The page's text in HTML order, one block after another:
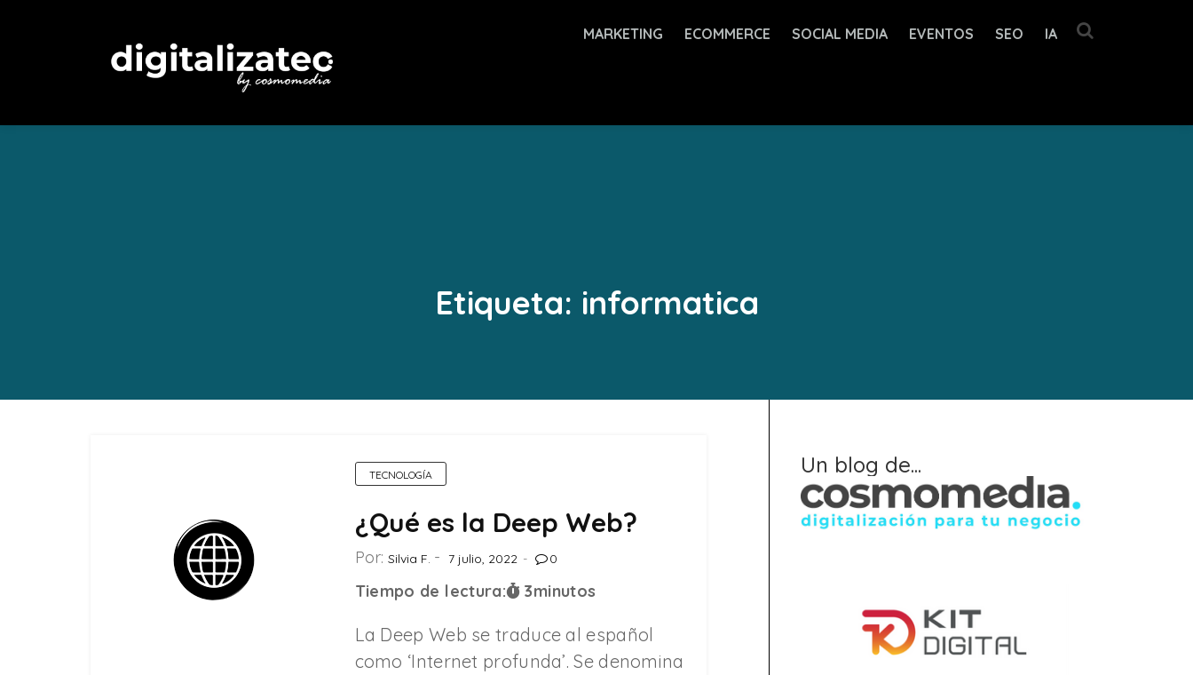
MARKETING ECOMMERCE SOCIAL MEDIA EVENTOS SEO IA
Etiqueta: informatica
TECNOLOGÍA
¿Qué es la Deep Web?
Por: Silvia F. 7 julio, 2022 0
Tiempo de lectura: 3minutos
La Deep Web se traduce al español
como ‘Internet profunda’. Se denomina
Un blog de...